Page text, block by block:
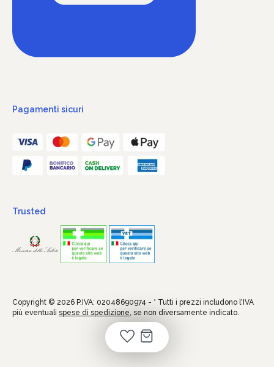
Pagamenti sicuri
Trusted
Copyright © 2026 P.IVA: 02048690974 - * Tutti i prezzi includono l'IVA
più eventuali spese di spedizione, se non diversamente indicato.